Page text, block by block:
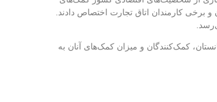
برخی کارمندان اتاق تجارت اختصاص دادند.
کمک‌کنندگان و میزان کمک‌های آنان به